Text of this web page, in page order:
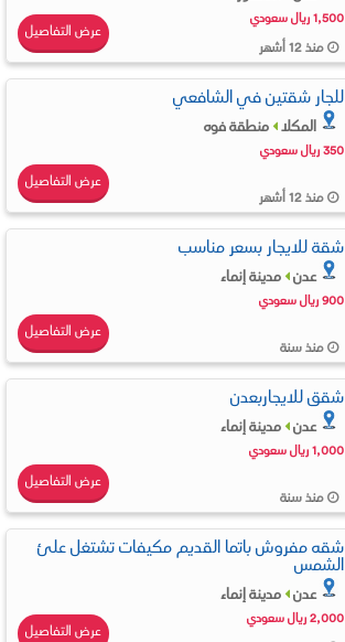
1,500 ريال سعودي
منذ 12 أشهر
عرض التفاصيل
للجار شقتين في الشافعي
المكلا منطقة فوه
350 ريال سعودي
منذ 12 أشهر
عرض التفاصيل
شقة للايجار بسعر مناسب
عدن مدينة إنماء
900 ريال سعودي
منذ سنة
عرض التفاصيل
شقق للايجاربعدن
عدن مدينة إنماء
1,000 ريال سعودي
منذ سنة
عرض التفاصيل
شقه مفروش باتما القديم مكيفات تشتغل علئ
الشمس
عدن مدينة إنماء
2,000 ريال سعودي
عرض التفاصيل